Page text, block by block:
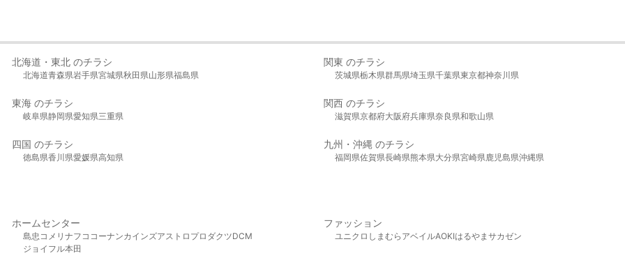
北海道・東北 のチラシ
北海道青森県岩手県宮城県秋田県山形県福島県
関東 のチラシ
茨城県栃木県群馬県埼玉県千葉県東京都神奈川県
東海 のチラシ
岐阜県静岡県愛知県三重県
関西 のチラシ
滋賀県京都府大阪府兵庫県奈良県和歌山県
四国 のチラシ
徳島県香川県愛媛県高知県
九州・沖縄 のチラシ
福岡県佐賀県長崎県熊本県大分県宮崎県鹿児島県沖縄県
ホームセンター
島忠 コメリ ナフコ コーナンカインズアストロプロダクツDCM
ジョイフル本田
ファッション
ユニクロ しまむら アベイルAOKIはるやま サカゼン